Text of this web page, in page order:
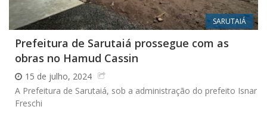
SARUTAIÁ
Prefeitura de Sarutaiá prossegue com as
obras no Hamud Cassin
15 de julho, 2024
A Prefeitura de Sarutaiá, sob a administração do prefeito Isnar
Freschi